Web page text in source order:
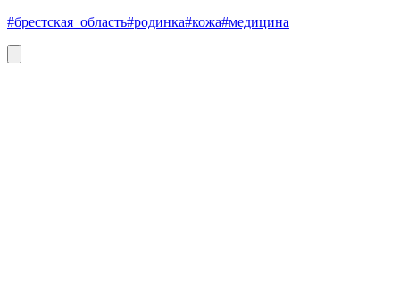
#брестская_область#родинка#кожа#медицина